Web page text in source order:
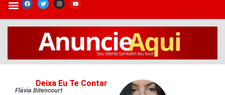
Deixa Eu Te Contar
Flávia Bitencourt